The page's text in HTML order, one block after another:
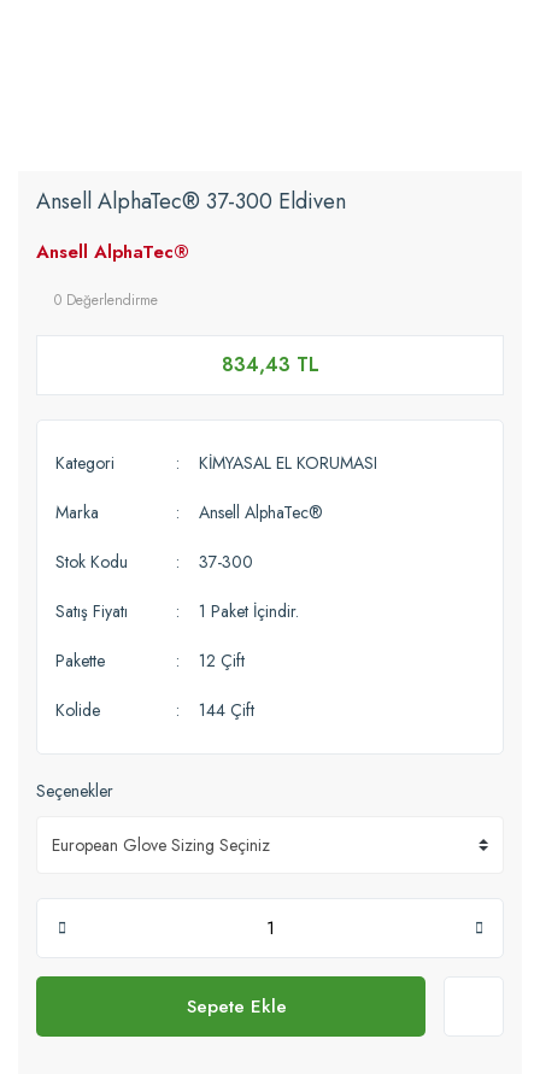
Ansell AlphaTec® 37-300 Eldiven
Ansell AlphaTec®
0 Değerlendirme
834,43 TL
Kategori KİMYASAL EL KORUMASI
Marka Ansell AlphaTec®
Stok Kodu 37-300
Satış Fiyatı 1 Paket İçindir.
Pakette 12 Çift
Kolide 144 Çift
Seçenekler
Sepete Ekle